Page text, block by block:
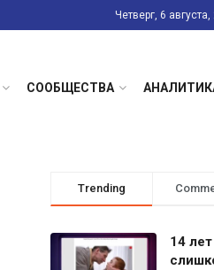
Четверг, 6 августа,
СООБЩЕСТВА
Trending
14